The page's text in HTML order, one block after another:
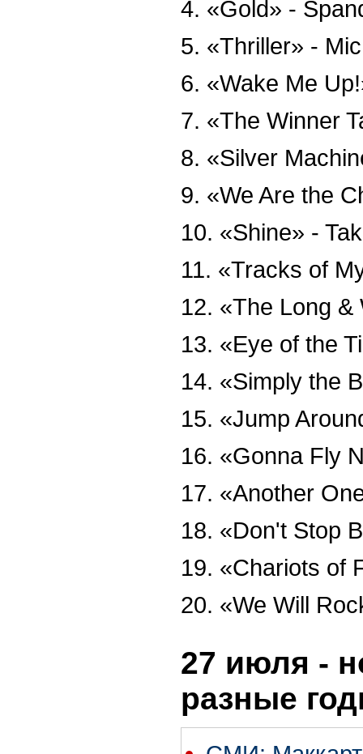
4. «Gold» -
5. «Thriller» -
6. «Wake Me
7. «The Winner
8. «Silver
9. «We Are the
10. «Shine» -
11. «Tracks of
12. «The Long &
13. «Eye of the
14. «Simply the
15. «Jump
16. «Gonna Fly
17. «Another
18. «Don't Stop
19. «Chariots of
20. «We Will
27 июля -
разные